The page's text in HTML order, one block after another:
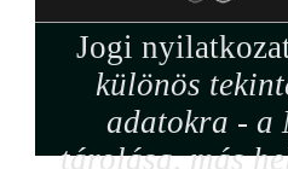
Jogi
különös
adatokra - a
tárolása, más